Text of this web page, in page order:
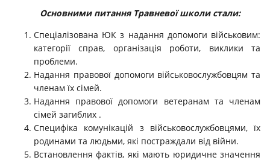
Основними питання Травневої школи стали:
Спеціалізована ЮК з надання допомоги військовим:
категорії справ, організація роботи, виклики та
проблеми.
Надання правової допомоги військовослужбовцям та
членам їх сімей.
Надання правової допомоги ветеранам та членам
сімей загиблих .
Специфіка комунікацій з військовослужбовцями, їх
родинами та людьми, які постраждали від війни.
Встановлення фактів, які мають юридичне значення